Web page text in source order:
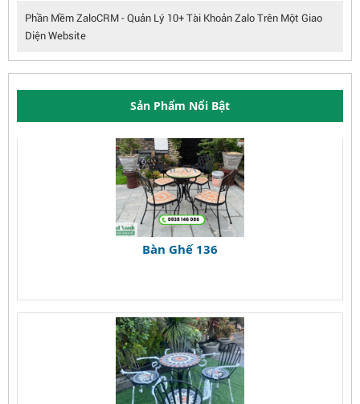
Phần Mềm ZaloCRM - Quản Lý 10+ Tài Khoản Zalo Trên Một Giao
Diện Website
Sản Phẩm Nổi Bật
Bàn Ghế 136